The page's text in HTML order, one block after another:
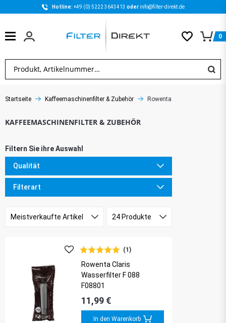
Hotline: +49 (0) 5222 3643413 oder info@filter-direkt.de
0
Startseite Kaffeemaschinenfilter & Zubehör Rowenta
Qualität
Filterart
(1)
Rowenta Claris
Wasserfilter F 088
F08801
11,99 €
In den Warenkorb